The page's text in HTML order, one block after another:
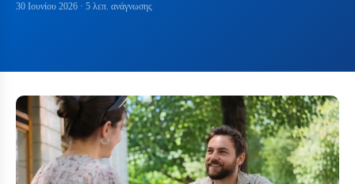
30 Ιουνίου 2026 · 5 λεπ. ανάγνωσης